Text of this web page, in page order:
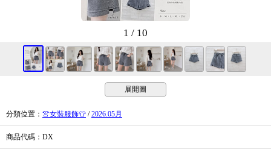
1 / 10
展開圖
分類位置 ： 👚女裝服飾👕 /2026.05月
商品代碼 ：DX